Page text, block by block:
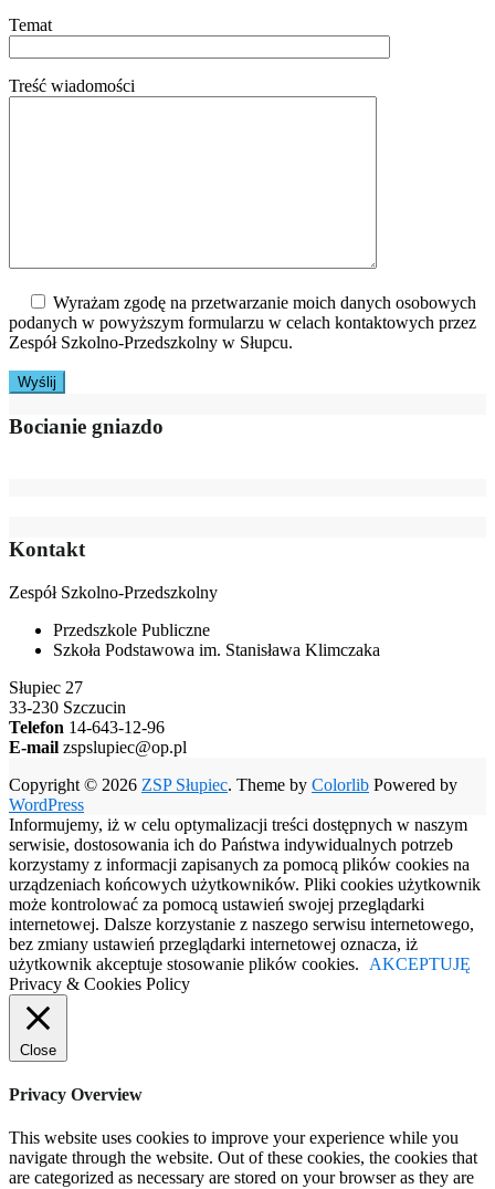
Temat
Treść wiadomości
Wyrażam zgodę na przetwarzanie moich danych osobowych
podanych w powyższym formularzu w celach kontaktowych przez
Zespół Szkolno-Przedszkolny w Słupcu.
Bocianie gniazdo
Kontakt
Zespół Szkolno-Przedszkolny
Przedszkole Publiczne
Szkoła Podstawowa im. Stanisława Klimczaka
Słupiec 27
33-230 Szczucin
Telefon 14-643-12-96
E-mail zspslupiec@op.pl
Copyright © 2026 ZSP Słupiec. Theme by Colorlib Powered by
WordPress
Informujemy, iż w celu optymalizacji treści dostępnych w naszym
serwisie, dostosowania ich do Państwa indywidualnych potrzeb
korzystamy z informacji zapisanych za pomocą plików cookies na
urządzeniach końcowych użytkowników. Pliki cookies użytkownik
może kontrolować za pomocą ustawień swojej przeglądarki
internetowej. Dalsze korzystanie z naszego serwisu internetowego,
bez zmiany ustawień przeglądarki internetowej oznacza, iż
użytkownik akceptuje stosowanie plików cookies.
AKCEPTUJĘ
Privacy & Cookies Policy
Close
Privacy Overview
This website uses cookies to improve your experience while you
navigate through the website. Out of these cookies, the cookies that
are categorized as necessary are stored on your browser as they are